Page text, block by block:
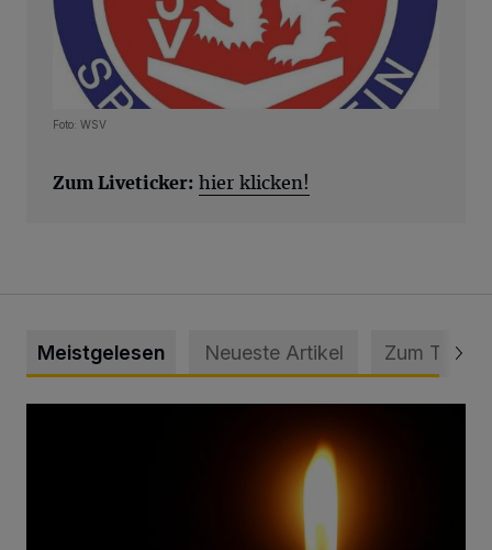
Foto: WSV
Zum Liveticker: hier klicken!
Meistgelesen Neueste Artikel Zum Thema